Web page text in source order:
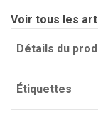
Voir tous les
Détails du
Étiquettes